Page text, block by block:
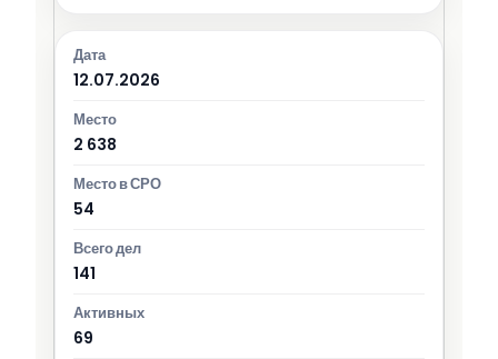
12.07.2026
2 638
54
141
69